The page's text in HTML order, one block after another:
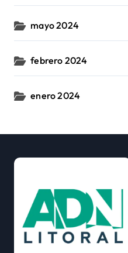
mayo 2024
febrero 2024
enero 2024